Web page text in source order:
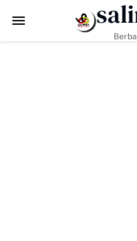
Perkuat Nilai